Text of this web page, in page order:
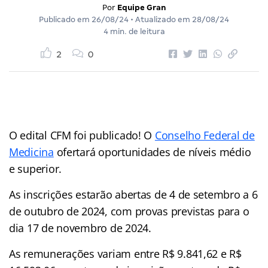
Por Equipe Gran
Publicado em 26/08/24 • Atualizado em 28/08/24
4 min. de leitura
2 0
O edital CFM foi publicado! O Conselho Federal de
Medicina ofertará oportunidades de níveis médio
e superior.
As inscrições estarão abertas de 4 de setembro a 6
de outubro de 2024, com provas previstas para o
dia 17 de novembro de 2024.
As remunerações variam entre R$ 9.841,62 e R$